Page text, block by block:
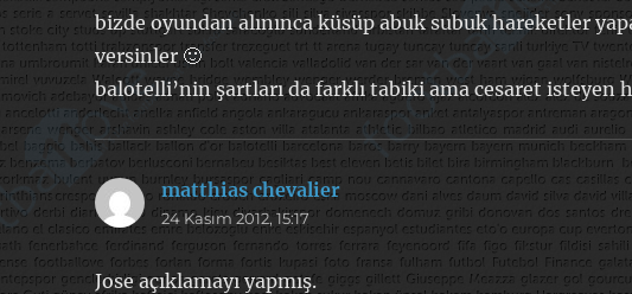
bizde oyundan alınınca küsüp abuk subuk hareketler
versinler 🙂
balotelli’nin şartları da farklı tabiki ama cesaret isteyen
matthias chevalierdedi
ki:
24 Kasım 2012, 15:17
Jose açıklamayı yapmış.